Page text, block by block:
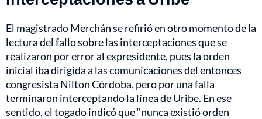
El magistrado Merchán se refirió en otro momento de la
lectura del fallo sobre las interceptaciones que se
realizaron por error al expresidente, pues la orden
inicial iba dirigida a las comunicaciones del entonces
congresista Nilton Córdoba, pero por una falla
terminaron interceptando la línea de Uribe. En ese
sentido, el togado indicó que “nunca existió orden